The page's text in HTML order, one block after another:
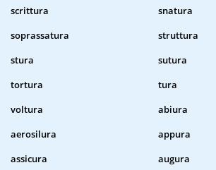
scrittura
snatura
soprassatura
struttura
stura
sutura
tortura
tura
voltura
abiura
aerosilura
appura
assicura
augura